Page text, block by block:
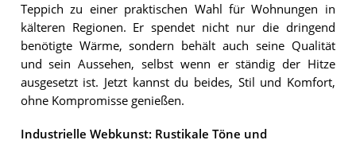
Teppich zu einer praktischen Wahl für Wohnungen in
kälteren Regionen. Er spendet nicht nur die dringend
benötigte Wärme, sondern behält auch seine Qualität
und sein Aussehen, selbst wenn er ständig der Hitze
ausgesetzt ist. Jetzt kannst du beides, Stil und Komfort,
ohne Kompromisse genießen.
Industrielle Webkunst: Rustikale Töne und